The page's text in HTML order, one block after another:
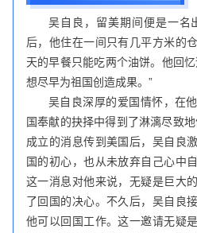
吴自良，留美期间便是一名
后，他住在一间只有几平方米的
天的早餐只能吃两个油饼。他回
想尽早为祖国创造成果。”
吴自良深厚的爱国情怀，在
国奉献的抉择中得到了淋漓尽致
成立的消息传到美国后，吴自良
国的初心，也从未放弃自己心中
这一消息对他来说，无疑是巨大
了回国的决心。不久后，吴自良
他可以回国工作。这一邀请无疑